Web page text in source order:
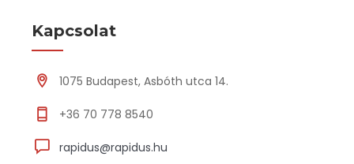
Kapcsolat
1075 Budapest, Asbóth utca 14.
+36 70 778 8540
rapidus@rapidus.hu